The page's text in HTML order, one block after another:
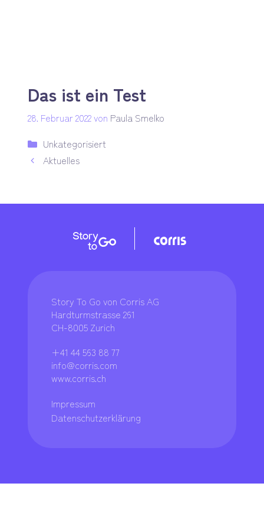
Das ist ein Test
28. Februar 2022von Paula Smelko
Kategorien
Unkategorisiert
Aktuelles
Story To Go von Corris AG
Hardturmstrasse 261
CH-8005 Zurich
+41 44 563 88 77
info@corris.com
www.corris.ch
Impressum
Datenschutzerklärung